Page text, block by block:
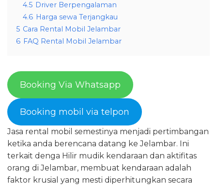
4.5 Driver Berpengalaman
4.6 Harga sewa Terjangkau
5 Cara Rental Mobil Jelambar
6 FAQ Rental Mobil Jelambar
Booking Via Whatsapp
Booking mobil via telpon
Jasa rental mobil semestinya menjadi pertimbangan
ketika anda berencana datang ke Jelambar. Ini
terkait denga Hilir mudik kendaraan dan aktifitas
orang di Jelambar, membuat kendaraan adalah
faktor krusial yang mesti diperhitungkan secara